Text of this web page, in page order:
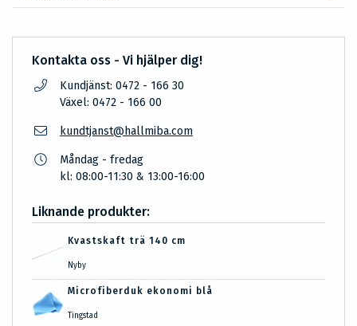
Kontakta oss - Vi hjälper dig!
Kundjänst: 0472 - 166 30
Växel: 0472 - 166 00
kundtjanst@hallmiba.com
Måndag - fredag
kl: 08:00-11:30 & 13:00-16:00
Liknande produkter:
Kvastskaft trä 140 cm
Nyby
Microfiberduk ekonomi blå
Tingstad